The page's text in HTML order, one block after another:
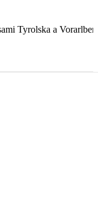
Tyrolska a